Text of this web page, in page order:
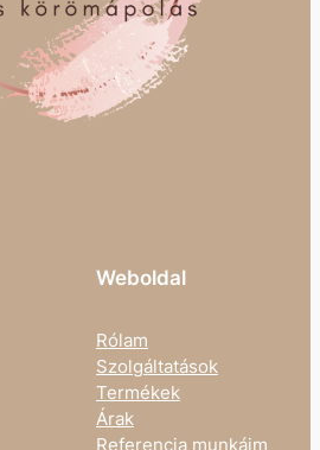
Weboldal
Rólam
Szolgáltatások
Termékek
Árak
Referencia munkáim